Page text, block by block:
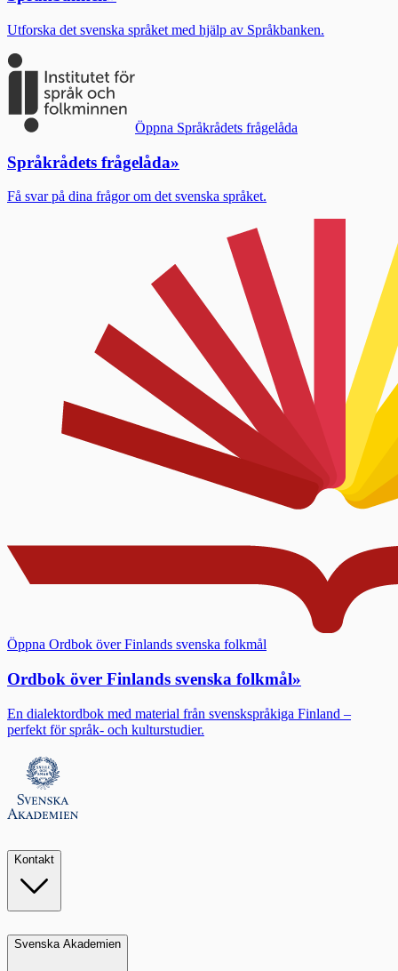
Utforska det svenska språket med hjälp av Språkbanken.
Öppna Språkrådets frågelåda
Språkrådets frågelåda»
Få svar på dina frågor om det svenska språket.
Öppna Ordbok över Finlands svenska folkmål
Ordbok över Finlands svenska folkmål»
En dialektordbok med material från svenskspråkiga Finland –
perfekt för språk- och kulturstudier.
Kontakt
Svenska Akademien